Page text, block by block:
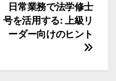
日常業務で法学修士
号を活用する: 上級リ
ーダー向けのヒント